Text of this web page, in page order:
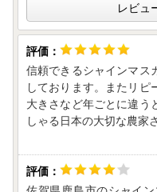
レビュ
信頼できるシャインマス
しております。またリピ
大きさなど年ごとに違う
しゃる日本の大切な農家